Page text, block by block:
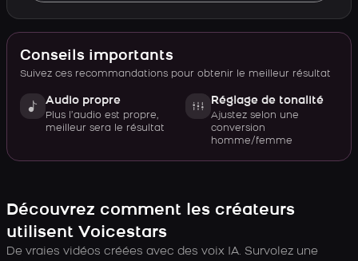
Conseils importants
Suivez ces recommandations pour obtenir le meilleur résultat
Audio propre
Plus l’audio est propre,
meilleur sera le résultat
Réglage de tonalité
Ajustez selon une
conversion
homme/femme
Découvrez comment les créateurs
utilisent Voicestars
De vraies vidéos créées avec des voix IA. Survolez une